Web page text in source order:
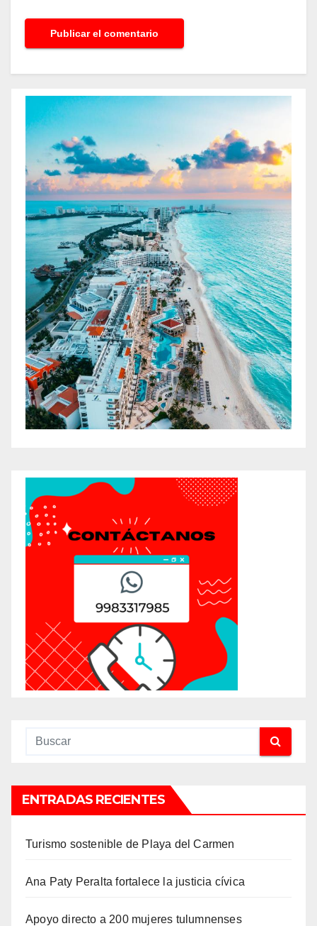
ENTRADAS RECIENTES
Turismo sostenible de Playa del Carmen
Ana Paty Peralta fortalece la justicia cívica
Apoyo directo a 200 mujeres tulumnenses